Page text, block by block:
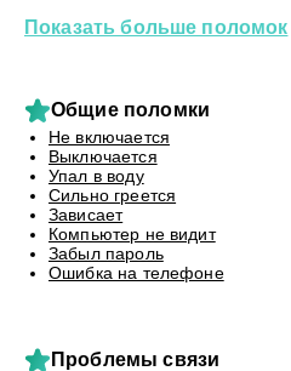
Показать больше поломок
Общие поломки
Не включается
Выключается
Упал в воду
Сильно греется
Зависает
Компьютер не видит
Забыл пароль
Ошибка на телефоне
Проблемы связи